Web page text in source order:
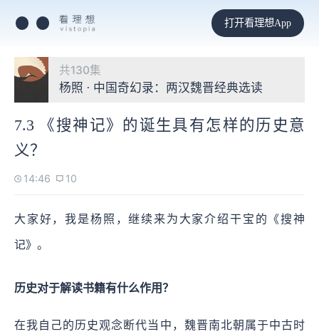
打开看理想App
共130集
杨照 · 中国奇幻录：两汉魏晋经典选读
7.3 《搜神记》的诞生具有怎样的历史意
义？
14:46 10
大家好，我是杨照，继续来为大家介绍干宝的《搜神
记》。
历史对于解读书籍有什么作用？
在我自己的历史观念断代当中，魏晋南北朝属于中古时